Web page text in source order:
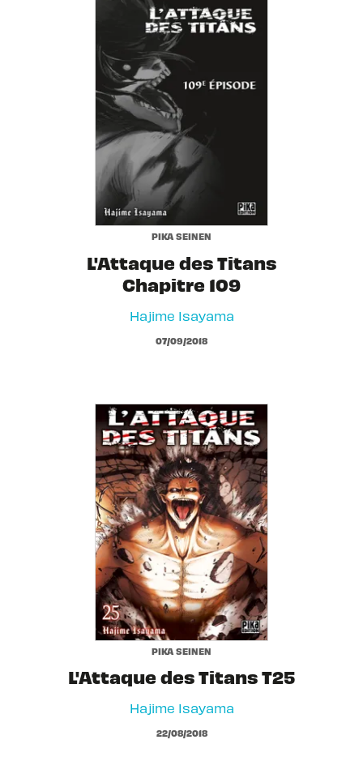
PIKA SEINEN
L'Attaque des Titans
Chapitre 109
Hajime Isayama
07/09/2018
PIKA SEINEN
L'Attaque des Titans T25
Hajime Isayama
22/08/2018